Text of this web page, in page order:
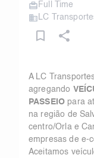
Full Time
LC
A LC
agregando
PASSEIO para
na região de
centro/Orla e
empresas de e-
Aceitamos